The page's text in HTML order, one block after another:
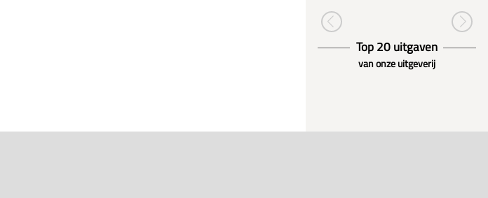
Top 20 uitgaven
van onze uitgeverij